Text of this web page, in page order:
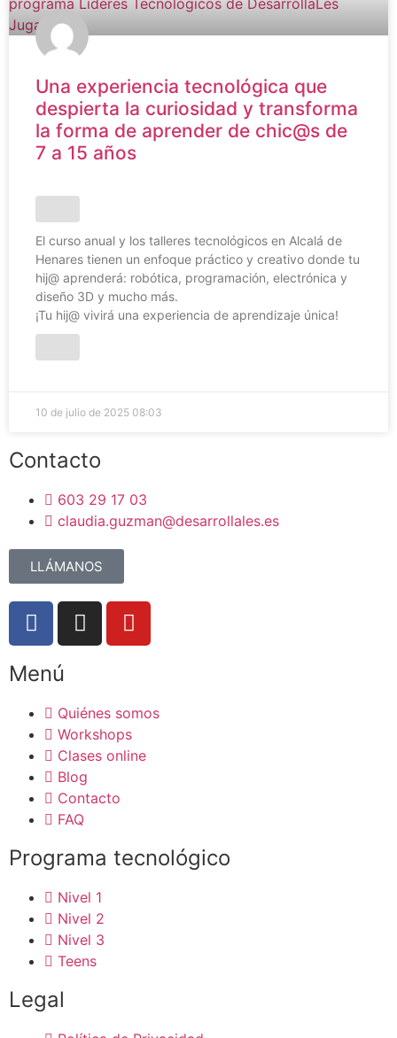
Una experiencia tecnológica que
despierta la curiosidad y transforma
la forma de aprender de chic@s de
7 a 15 años
El curso anual y los talleres tecnológicos en Alcalá de
Henares tienen un enfoque práctico y creativo donde tu
hij@ aprenderá: robótica, programación, electrónica y
diseño 3D y mucho más.
¡Tu hij@ vivirá una experiencia de aprendizaje única!
10 de julio de 2025 08:03
Contacto
603 29 17 03
claudia.guzman@desarrollales.es
LLÁMANOS
Menú
Quiénes somos
Workshops
Clases online
Blog
Contacto
FAQ
Programa tecnológico
Nivel 1
Nivel 2
Nivel 3
Teens
Legal